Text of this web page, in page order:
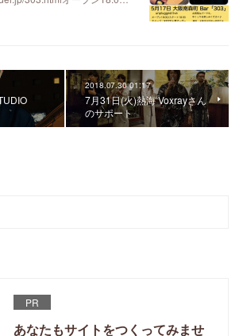
2018.07.30 01:17
7月31日(火)熱海 Voxrayさん
のサポート
PR
あなたもサイトをつくってみませ